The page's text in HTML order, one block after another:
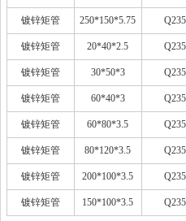
镀锌矩管 250*150*5.75 Q235
镀锌矩管 20*40*2.5 Q235
镀锌矩管 30*50*3 Q235
镀锌矩管 60*40*3 Q235
镀锌矩管 60*80*3.5 Q235
镀锌矩管 80*120*3.5 Q235
镀锌矩管 200*100*3.5 Q235
镀锌矩管 150*100*3.5 Q235